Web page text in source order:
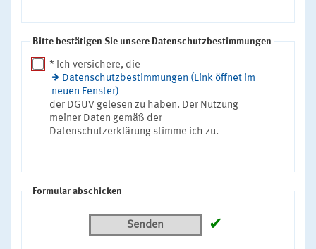
Bitte bestätigen Sie unsere Datenschutzbestimmungen
* Ich versichere, die
Datenschutzbestimmungen (Link öffnet im
neuen Fenster)
der DGUV gelesen zu haben. Der Nutzung
meiner Daten gemäß der
Datenschutzerklärung stimme ich zu.
Formular abschicken
Senden ✔